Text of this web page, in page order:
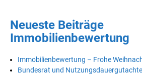
Neueste Beiträge
Immobilienbewertung
Immobilienbewertung – Frohe
Bundesrat und